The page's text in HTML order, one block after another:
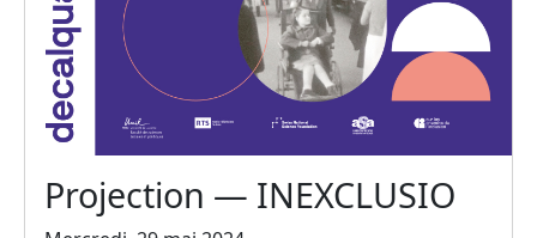
Projection — INEXCLUSIO